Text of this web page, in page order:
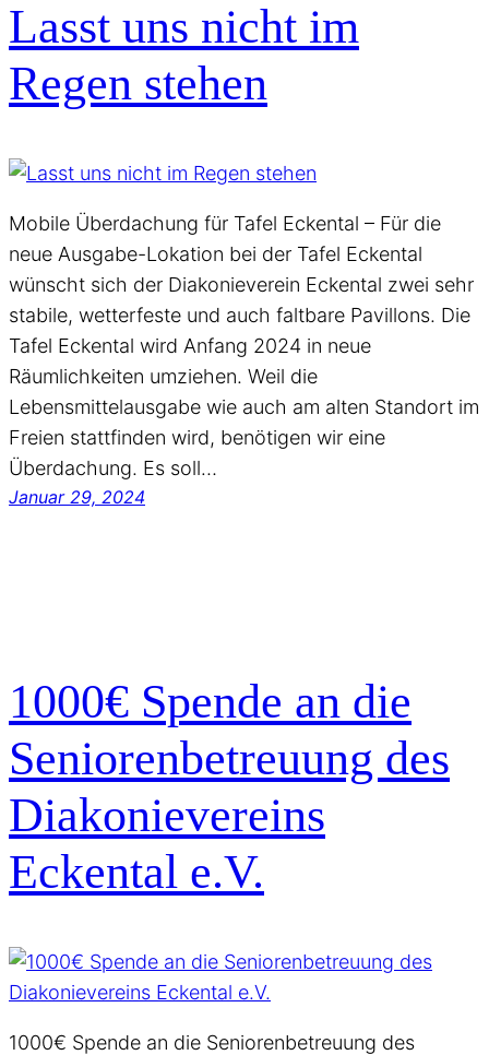
Lasst uns nicht im
Regen stehen
Mobile Überdachung für Tafel Eckental – Für die
neue Ausgabe-Lokation bei der Tafel Eckental
wünscht sich der Diakonieverein Eckental zwei sehr
stabile, wetterfeste und auch faltbare Pavillons. Die
Tafel Eckental wird Anfang 2024 in neue
Räumlichkeiten umziehen. Weil die
Lebensmittelausgabe wie auch am alten Standort im
Freien stattfinden wird, benötigen wir eine
Überdachung. Es soll…
Januar 29, 2024
1000€ Spende an die
Seniorenbetreuung des
Diakonievereins
Eckental e.V.
1000€ Spende an die Seniorenbetreuung des